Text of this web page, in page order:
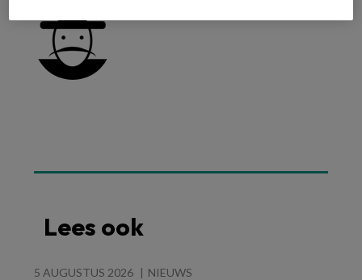
Lees ook
5 AUGUSTUS 2026 NIEUWS